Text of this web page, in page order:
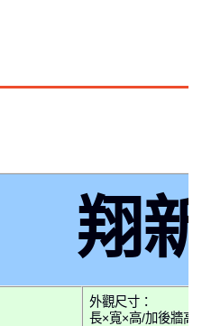
翔
外觀尺寸：
長×寬×高/加後牆高